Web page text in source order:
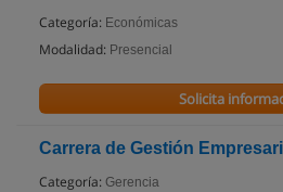
Categoría: Económicas
Modalidad: Presencial
Solicita
Carrera de Gestión
Categoría: Gerencia